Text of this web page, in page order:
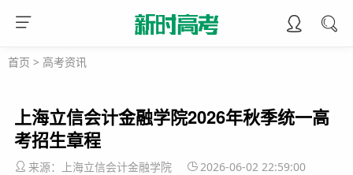
首页 > 高考资讯
上海立信会计金融学院2026年秋季统一高
考招生章程
来源：上海立信会计金融学院
2026-06-02 22:59:00